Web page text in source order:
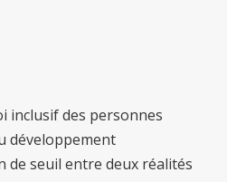
inclusif des personnes
développement
de seuil entre deux réalités